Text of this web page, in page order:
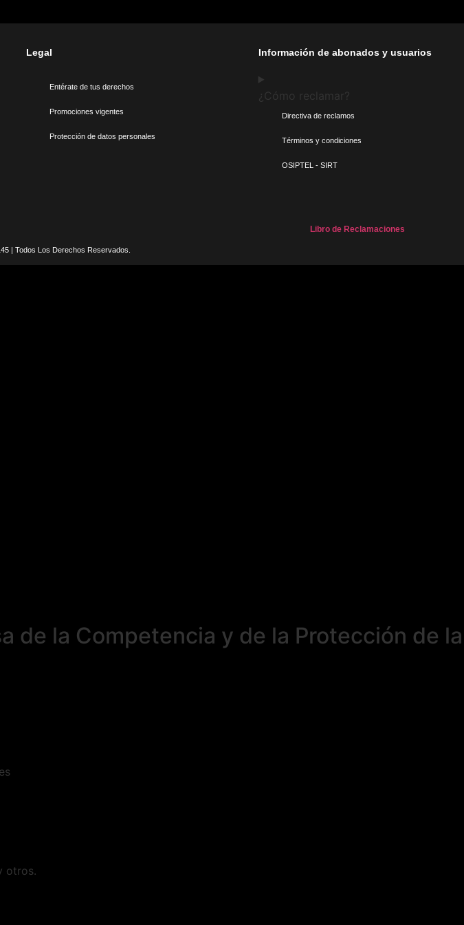
Legal
Entérate de tus derechos
Promociones vigentes
Protección de datos personales
Información de abonados y usuarios
¿Cómo reclamar?
Directiva de reclamos
Términos y condiciones
OSIPTEL - SIRT
Libro de Reclamaciones
| Todos Los Derechos Reservados.
de la Competencia y de la Protección de la
otros.